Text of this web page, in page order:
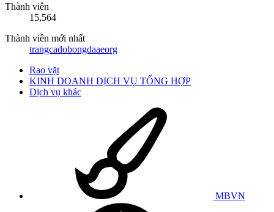
Thành viên
15,564
Thành viên mới nhất
trangcadobongdaaeorg
Rao vặt
KINH DOANH DỊCH VỤ TỔNG HỢP
Dịch vụ khác
MBVN